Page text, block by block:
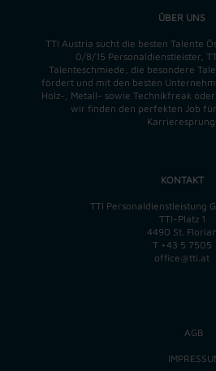
ÜBER UNS
TTI Austria sucht die besten Talente
0/8/15 Personaldienstleister,
Talenteschmiede, die besondere
fördert und mit den besten
Holz-, Metall- sowie Technikfreak oder
wir finden den perfekten Job
Karrieresprung.
KONTAKT
TTI Personaldienstleistung
TTI-Platz 1
4490 St. Florian
T +43 5 7505
office@tti.at
AGB